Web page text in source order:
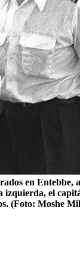
en Entebbe,
izquierda, el
(Foto: Moshe